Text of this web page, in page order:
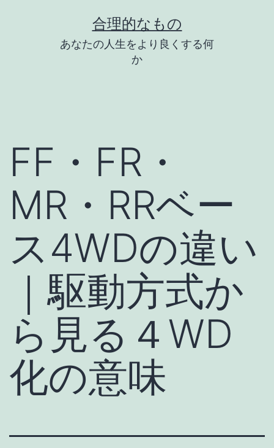
合理的なもの
あなたの人生をより良くする何
か
FF・FR・
MR・RRベー
ス4WDの違い
｜駆動方式か
ら見る４WD
化の意味